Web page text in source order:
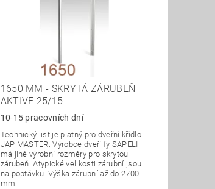
1650 MM - SKRYTÁ ZÁRUBEŇ
AKTIVE 25/15
10-15 pracovních dní
Technický list je platný pro dveřní křídlo
JAP MASTER. Výrobce dveří fy SAPELI
má jiné výrobní rozměry pro skrytou
zárubeň. Atypické velikosti zárubní jsou
na poptávku. Výška zárubní až do 2700
mm.